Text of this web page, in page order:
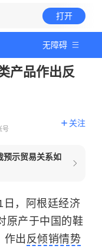
打开
无障碍
产品作出反
号
关注
预示贸易关系如
日，阿根廷经济
原产于中国的鞋
作出 反倾销情势